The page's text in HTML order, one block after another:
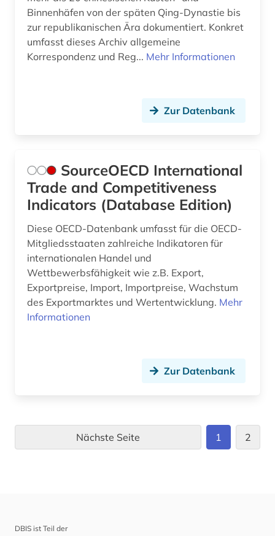
Binnenhäfen von der späten Qing-Dynastie bis
zur republikanischen Ära dokumentiert. Konkret
umfasst dieses Archiv allgemeine
Korrespondenz und Reg... Mehr Informationen
Zur Datenbank
SourceOECD International
Trade and Competitiveness
Indicators (Database Edition)
Diese OECD-Datenbank umfasst für die OECD-
Mitgliedsstaaten zahlreiche Indikatoren für
internationalen Handel und
Wettbewerbsfähigkeit wie z.B. Export,
Exportpreise, Import, Importpreise, Wachstum
des Exportmarktes und Wertentwicklung. Mehr
Informationen
Zur Datenbank
Nächste Seite 1 2
DBIS ist Teil der